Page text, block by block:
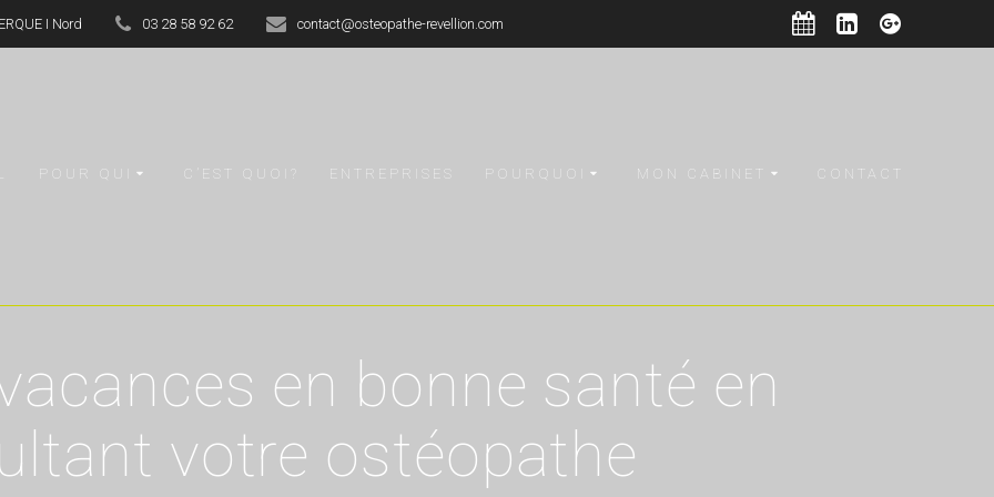
I Nord 03 28 58 92 62 contact@osteopathe-revellion.com
POUR QUI C’EST QUOI? ENTREPRISES POURQUOI MON CABINET CONTACT
en bonne santé en
votre ostéopathe